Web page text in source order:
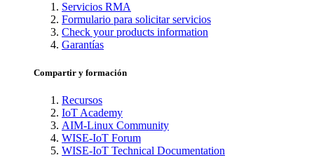
Servicios RMA
Formulario para solicitar servicios
Check your products information
Garantías
Compartir y formación
Recursos
IoT Academy
AIM-Linux Community
WISE-IoT Forum
WISE-IoT Technical Documentation